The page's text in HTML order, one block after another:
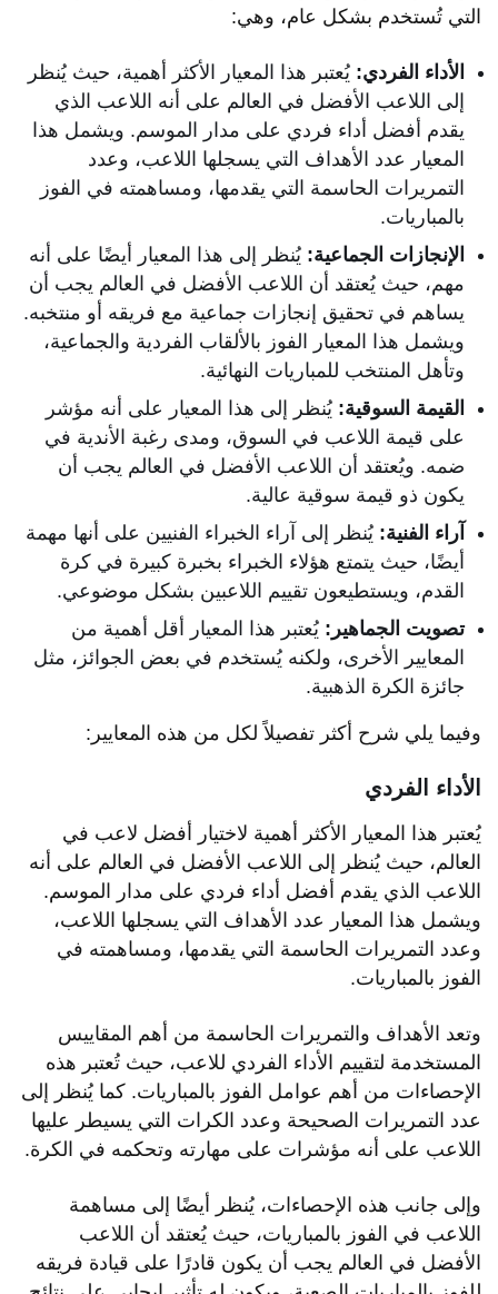
التي تُستخدم بشكل عام، وهي:
الأداء الفردي: يُعتبر هذا المعيار الأكثر أهمية، حيث يُنظر
إلى اللاعب الأفضل في العالم على أنه اللاعب الذي
يقدم أفضل أداء فردي على مدار الموسم. ويشمل هذا
المعيار عدد الأهداف التي يسجلها اللاعب، وعدد
التمريرات الحاسمة التي يقدمها، ومساهمته في الفوز
بالمباريات.
الإنجازات الجماعية: يُنظر إلى هذا المعيار أيضًا على أنه
مهم، حيث يُعتقد أن اللاعب الأفضل في العالم يجب أن
يساهم في تحقيق إنجازات جماعية مع فريقه أو منتخبه.
ويشمل هذا المعيار الفوز بالألقاب الفردية والجماعية،
وتأهل المنتخب للمباريات النهائية.
القيمة السوقية: يُنظر إلى هذا المعيار على أنه مؤشر
على قيمة اللاعب في السوق، ومدى رغبة الأندية في
ضمه. ويُعتقد أن اللاعب الأفضل في العالم يجب أن
يكون ذو قيمة سوقية عالية.
آراء الفنية: يُنظر إلى آراء الخبراء الفنيين على أنها مهمة
أيضًا، حيث يتمتع هؤلاء الخبراء بخبرة كبيرة في كرة
القدم، ويستطيعون تقييم اللاعبين بشكل موضوعي.
تصويت الجماهير: يُعتبر هذا المعيار أقل أهمية من
المعايير الأخرى، ولكنه يُستخدم في بعض الجوائز، مثل
جائزة الكرة الذهبية.
وفيما يلي شرح أكثر تفصيلاً لكل من هذه المعايير:
الأداء الفردي
يُعتبر هذا المعيار الأكثر أهمية لاختيار أفضل لاعب في
العالم، حيث يُنظر إلى اللاعب الأفضل في العالم على أنه
اللاعب الذي يقدم أفضل أداء فردي على مدار الموسم.
ويشمل هذا المعيار عدد الأهداف التي يسجلها اللاعب،
وعدد التمريرات الحاسمة التي يقدمها، ومساهمته في
الفوز بالمباريات.
وتعد الأهداف والتمريرات الحاسمة من أهم المقاييس
المستخدمة لتقييم الأداء الفردي للاعب، حيث تُعتبر هذه
الإحصاءات من أهم عوامل الفوز بالمباريات. كما يُنظر إلى
عدد التمريرات الصحيحة وعدد الكرات التي يسيطر عليها
اللاعب على أنه مؤشرات على مهارته وتحكمه في الكرة.
وإلى جانب هذه الإحصاءات، يُنظر أيضًا إلى مساهمة
اللاعب في الفوز بالمباريات، حيث يُعتقد أن اللاعب
الأفضل في العالم يجب أن يكون قادرًا على قيادة فريقه